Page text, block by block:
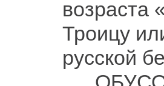
возраста
Троицу
русской